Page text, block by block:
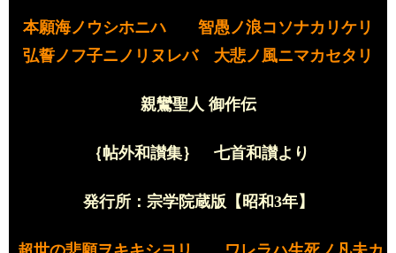
本願海ノウシホニハ 智愚ノ浪コソナカリケリ
弘誓ノフ子ニノリヌレバ 大悲ノ風ニマカセタリ
親鸞聖人 御作伝
｛帖外和讃集｝ 七首和讃より
発行所：宗学院蔵版【昭和3年】